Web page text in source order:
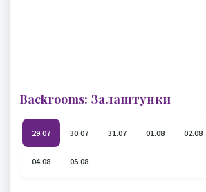
Backrooms: Залаштунки
29.07 30.07 31.07 01.08 02.08
04.08 05.08